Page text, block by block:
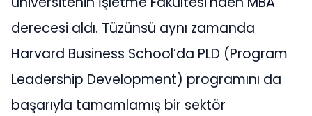
derecesi aldı. Tüzünsü aynı zamanda
Harvard Business School’da PLD (Program
Leadership Development) programını da
başarıyla tamamlamış bir sektör